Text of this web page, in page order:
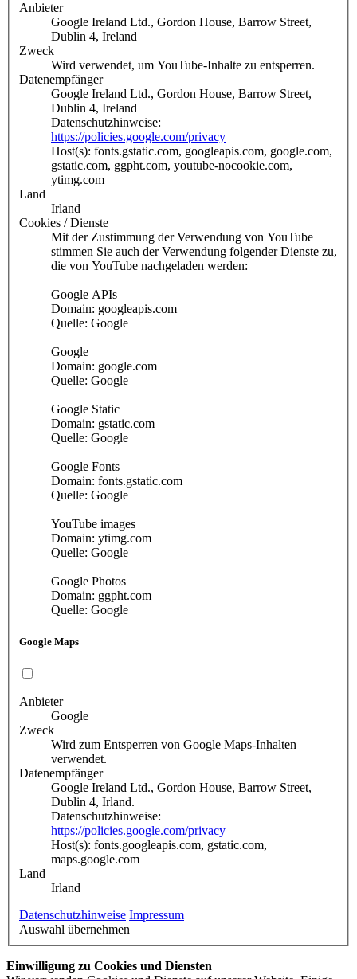
Anbieter
Google Ireland Ltd., Gordon House, Barrow Street,
Dublin 4, Ireland
Zweck
Wird verwendet, um YouTube-Inhalte zu entsperren.
Datenempfänger
Google Ireland Ltd., Gordon House, Barrow Street,
Dublin 4, Ireland
Datenschutzhinweise:
https://policies.google.com/privacy
Host(s): fonts.gstatic.com, googleapis.com, google.com,
gstatic.com, ggpht.com, youtube-nocookie.com,
ytimg.com
Land
Irland
Cookies / Dienste
Mit der Zustimmung der Verwendung von YouTube
stimmen Sie auch der Verwendung folgender Dienste zu,
die von YouTube nachgeladen werden:
Google APIs
Domain: googleapis.com
Quelle: Google
Google
Domain: google.com
Quelle: Google
Google Static
Domain: gstatic.com
Quelle: Google
Google Fonts
Domain: fonts.gstatic.com
Quelle: Google
YouTube images
Domain: ytimg.com
Quelle: Google
Google Photos
Domain: ggpht.com
Quelle: Google
Google Maps
Anbieter
Google
Zweck
Wird zum Entsperren von Google Maps-Inhalten
verwendet.
Datenempfänger
Google Ireland Ltd., Gordon House, Barrow Street,
Dublin 4, Irland.
Datenschutzhinweise:
https://policies.google.com/privacy
Host(s): fonts.googleapis.com, gstatic.com,
maps.google.com
Land
Irland
Datenschutzhinweise Impressum
Auswahl übernehmen
Einwilligung zu Cookies und Diensten